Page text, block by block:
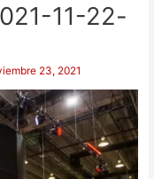
11-22-
23, 2021